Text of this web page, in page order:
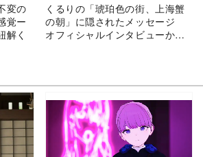
変の
覚ー
解く
くるりの「琥珀色の街、上海蟹
の朝」に隠されたメッセージ
オフィシャルインタビューから